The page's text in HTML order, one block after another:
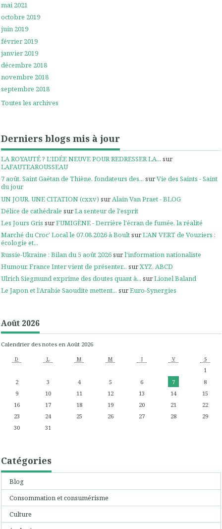
mai 2021
octobre 2019
juin 2019
février 2019
janvier 2019
décembre 2018
novembre 2018
septembre 2018
Toutes les archives
Derniers blogs mis à jour
LA ROYAUTÉ ? L'IDÉE NEUVE POUR REDRESSER LA... sur
LAFAUTEAROUSSEAU
7 août. Saint Gaëtan de Thiène, fondateurs des... surVie des Saints - Saint
du jour
UN JOUR, UNE CITATION (cxxv) sur Alain Van Praet - BLOG
Délice de cathédrale surLa senteur de l'esprit
Les Jours Gris surFUMIGÈNE - Derrière l'écran de fumée, la réalité
Marché du Croc' Local le 07.08.2026 à BoultsurL'AN VERT de Vouziers :
écologie et...
Russie-Ukraine : Bilan du 5 août 2026surl'information nationaliste
Humour. France Inter vient de présenter... surXYZ, ABCD
Ulrich Siegmund exprime des doutes quant à... surLionel Baland
Le Japon et l’Arabie Saoudite mettent... surEuro-Synergies
Août 2026
Calendrier des notes en Août 2026
D L M M J V S
1
2
3 4 5 6 7
8
9
10 11 12 13 14
15
16
17 18 19 20 21
22
23
24 25 26 27 28
29
30
31
Catégories
Blog
Consommation et consumérisme
Culture